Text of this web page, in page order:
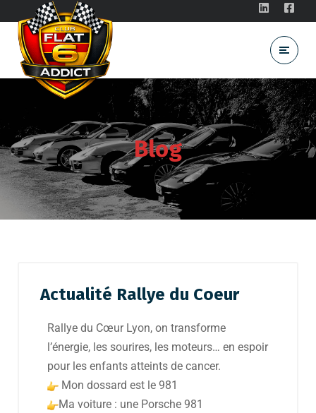
Blog
Actualité Rallye du Coeur
Rallye du Cœur Lyon, on transforme
l’énergie, les sourires, les moteurs… en espoir
pour les enfants atteints de cancer.
Mon dossard est le 981
Ma voiture : une Porsche 981